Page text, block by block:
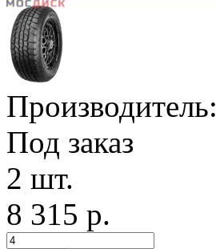
Производитель:
Под заказ
2 шт.
8 315 р.